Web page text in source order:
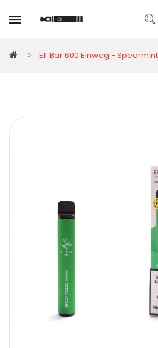
Elf Bar 600 Einweg - Spearmint